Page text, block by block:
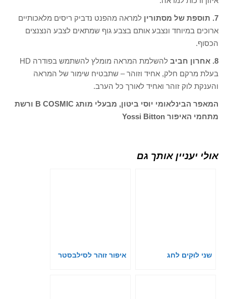
7. תוספת של מסתורין
למראה מהפנט נדביק ריסים מלאכותיים
ארוכים במיוחד ונצבע אותם בצבע גוף שמתאים לצבע הנצנצים
הכסוף.
8. אחרון חביב
להשלמת המראה מומלץ להשתמש בפודרה HD
בעלת מרקם חלק, אחיד וזוהר – שתבטיח שימור של המראה
והענקת לוק זוהר ואחיד לאורך כל הערב.
המאפר הבינלאומי יוסי ביטון, מבעלי מותג B COSMIC ורשת
מתחמי האיפור Yossi Bitton
אולי יעניין אותך גם
שני לוּקִים לחג איפור זוהר לסילבסטר